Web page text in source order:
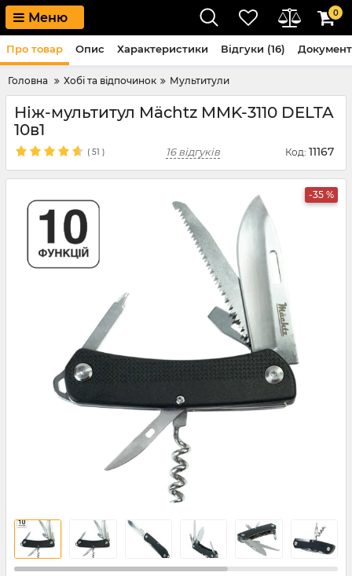
Меню 0
Головна Хобі та відпочинок Мультитули
Ніж-мультитул Mächtz MMK-3110 DELTA
10в1
( 51 ) 16 відгуків Код: 11167
-35 %
Про товар Опис Характеристики Відгуки (16)